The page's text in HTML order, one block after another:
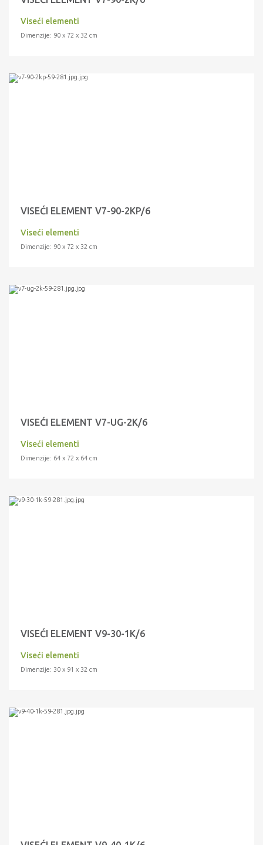
Viseći elementi
Dimenzije: 90 x 72 x 32 cm
VISEĆI ELEMENT V7-90-2KP/6
Viseći elementi
Dimenzije: 90 x 72 x 32 cm
VISEĆI ELEMENT V7-UG-2K/6
Viseći elementi
Dimenzije: 64 x 72 x 64 cm
VISEĆI ELEMENT V9-30-1K/6
Viseći elementi
Dimenzije: 30 x 91 x 32 cm